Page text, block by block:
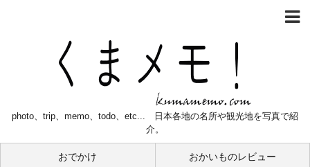
photo、trip、memo、todo、etc... 日本各地の名所や観光地を写真で紹
介。
おでかけ おかいものレビュー